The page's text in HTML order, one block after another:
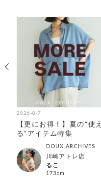
2026-8-7
【更にお得！】夏の“使え
る”アイテム特集
DOUX ARCHIVES
川崎アトレ店
るこ
173cm